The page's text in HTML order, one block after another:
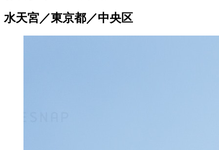
水天宮／東京都／中央区